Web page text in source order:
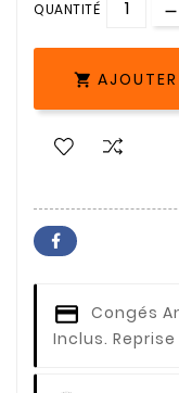
QUANTITÉ

Congés
Inclus. Reprise